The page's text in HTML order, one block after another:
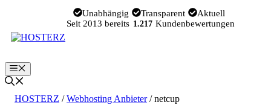
springen
Unabhängig Transparent
Aktuell
Seit 2013 bereits 1.217 Kundenbewertungen
Menü
HOSTERZ /Webhosting Anbieter/netcup